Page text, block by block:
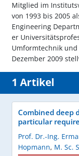
Mitglied im
von 1993 bis 2005
Engineering
er
Umformtechnik und
Dezember 2009
1 Artikel
Combined deep
particular
Prof. Dr.-Ing.
Hopmann, M. Sc.